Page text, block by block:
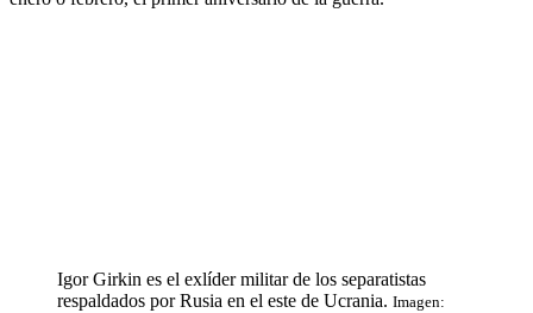
Igor Girkin es el exlíder militar de los separatistas
respaldados por Rusia en el este de Ucrania. Imagen: